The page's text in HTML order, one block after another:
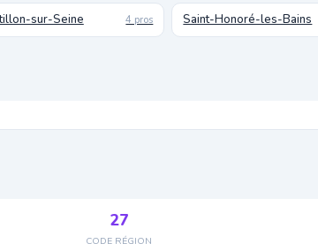
sur-Seine 4 pros Saint-Honoré-les-Bains
27
CODE RÉGION